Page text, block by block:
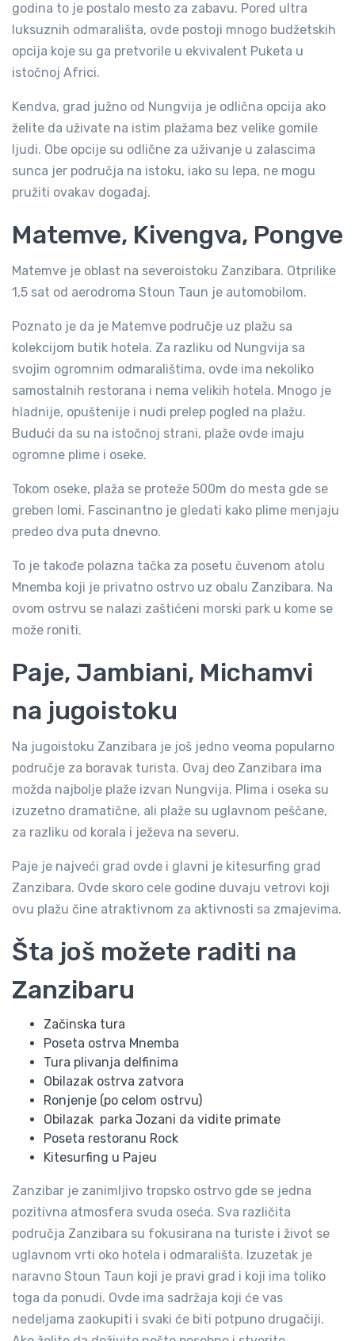
godina to je postalo mesto za zabavu. Pored ultra
luksuznih odmarališta, ovde postoji mnogo budžetskih
opcija koje su ga pretvorile u ekvivalent Puketa u
istočnoj Africi.
Kendva, grad južno od Nungvija je odlična opcija ako
želite da uživate na istim plažama bez velike gomile
ljudi. Obe opcije su odlične za uživanje u zalascima
sunca jer područja na istoku, iako su lepa, ne mogu
pružiti ovakav događaj.
Matemve, Kivengva, Pongve
Matemve je oblast na severoistoku Zanzibara. Otprilike
1,5 sat od aerodroma Stoun Taun je automobilom.
Poznato je da je Matemve područje uz plažu sa
kolekcijom butik hotela. Za razliku od Nungvija sa
svojim ogromnim odmaralištima, ovde ima nekoliko
samostalnih restorana i nema velikih hotela. Mnogo je
hladnije, opuštenije i nudi prelep pogled na plažu.
Budući da su na istočnoj strani, plaže ovde imaju
ogromne plime i oseke.
Tokom oseke, plaža se proteže 500m do mesta gde se
greben lomi. Fascinantno je gledati kako plime menjaju
predeo dva puta dnevno.
To je takođe polazna tačka za posetu čuvenom atolu
Mnemba koji je privatno ostrvo uz obalu Zanzibara. Na
ovom ostrvu se nalazi zaštićeni morski park u kome se
može roniti.
Paje, Jambiani, Michamvi
na jugoistoku
Na jugoistoku Zanzibara je još jedno veoma popularno
područje za boravak turista. Ovaj deo Zanzibara ima
možda najbolje plaže izvan Nungvija. Plima i oseka su
izuzetno dramatične, ali plaže su uglavnom peščane,
za razliku od korala i ježeva na severu.
Paje je najveći grad ovde i glavni je kitesurfing grad
Zanzibara. Ovde skoro cele godine duvaju vetrovi koji
ovu plažu čine atraktivnom za aktivnosti sa zmajevima.
Šta još možete raditi na
Zanzibaru
Začinska tura
Poseta ostrva Mnemba
Tura plivanja delfinima
Obilazak ostrva zatvora
Ronjenje (po celom ostrvu)
Obilazak parka Jozani da vidite primate
Poseta restoranu Rock
Kitesurfing u Pajeu
Zanzibar je zanimljivo tropsko ostrvo gde se jedna
pozitivna atmosfera svuda oseća. Sva različita
područja Zanzibara su fokusirana na turiste i život se
uglavnom vrti oko hotela i odmarališta. Izuzetak je
naravno Stoun Taun koji je pravi grad i koji ima toliko
toga da ponudi. Ovde ima sadržaja koji će vas
nedeljama zaokupiti i svaki će biti potpuno drugačiji.